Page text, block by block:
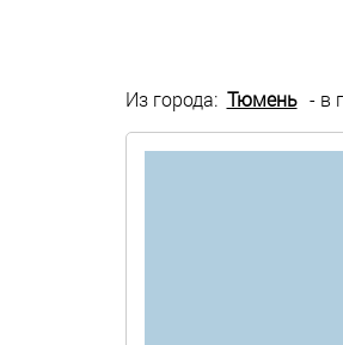
Из города: Тюмень - в